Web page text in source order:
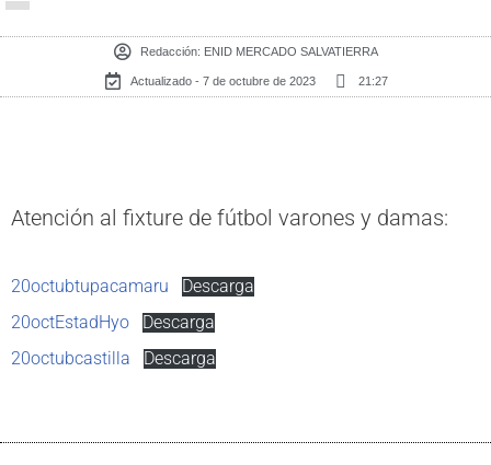
Redacción: ENID MERCADO SALVATIERRA
Actualizado - 7 de octubre de 2023 21:27
Atención al fixture de fútbol varones y damas:
20octubtupacamaru
Descarga
20octEstadHyo
Descarga
20octubcastilla
Descarga